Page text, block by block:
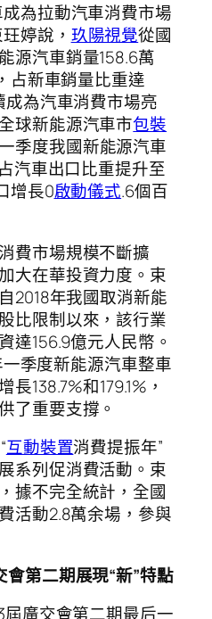
為拉動汽車消費市場
婷說， 玖陽視覺從國
源汽車銷量158.6萬
占新車銷量比重達
成為汽車消費市場亮
球新能源汽車市包裝
季度我國新能源汽車
汽車出口比重提升至
增長0啟動儀式.6個百
費市場規模不斷擴
大在華投資力度。束
2018年我國取消新能
比限制以來，該行業
達156.9億元人民幣。
季度新能源汽車整車
138.7%和179.1%，
了重要支撐。
互動裝置消費提振年”
系列促消費活動。束
據不完全統計，全國
活動2.8萬余場，參與
會第二期展現“新”特點
廣交會第二期最后一